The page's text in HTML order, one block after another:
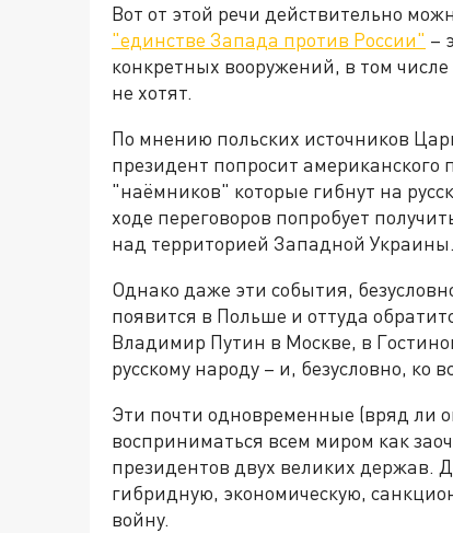
Вот от этой речи действительно
"единстве Запада против России" –
конкретных вооружений, в том
не хотят.
По мнению польских источников
президент попросит американского
"наёмников" которые гибнут на
ходе переговоров попробует
над территорией Западной Украины.
Однако даже эти события,
появится в Польше и оттуда
Владимир Путин в Москве, в
русскому народу – и, безусловно, ко
Эти почти одновременные (вряд ли
восприниматься всем миром как
президентов двух великих держав.
гибридную, экономическую,
войну.